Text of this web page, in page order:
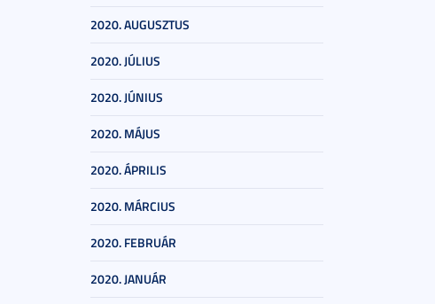
2020. AUGUSZTUS
2020. JÚLIUS
2020. JÚNIUS
2020. MÁJUS
2020. ÁPRILIS
2020. MÁRCIUS
2020. FEBRUÁR
2020. JANUÁR